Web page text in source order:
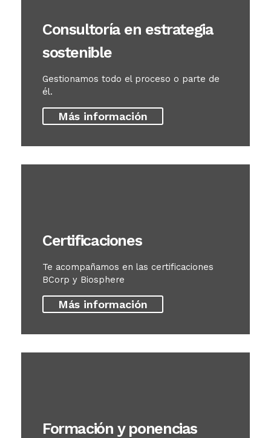
Consultoría en estrategia
sostenible
Gestionamos todo el proceso o parte de
él.
Más información
Certificaciones
Te acompañamos en las certificaciones
BCorp y Biosphere
Más información
Formación y ponencias